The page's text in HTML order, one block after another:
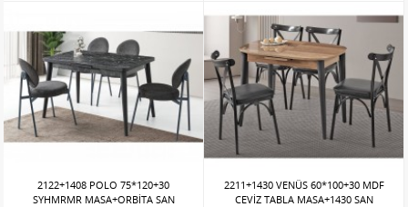
2122+1408 POLO 75*120+30
SYHMRMR MASA+ORBİTA SAN
2211+1430 VENÜS 60*100+30 MDF
CEVİZ TABLA MASA+1430 SAN